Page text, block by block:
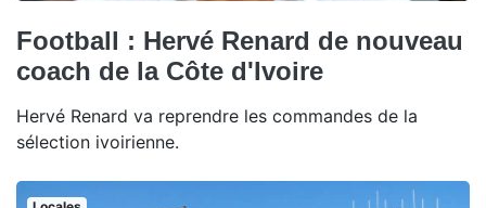
Football : Hervé Renard de nouveau
coach de la Côte d'Ivoire
Hervé Renard va reprendre les commandes de la
sélection ivoirienne.